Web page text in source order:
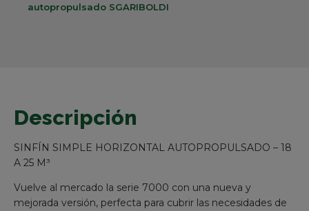
autopropulsado SGARIBOLDI
Descripción
SINFÍN SIMPLE HORIZONTAL AUTOPROPULSADO – 18
A 25 M³
Vuelve al mercado la serie 7000 con una nueva y
mejorada versión, perfecta para cubrir las necesidades de